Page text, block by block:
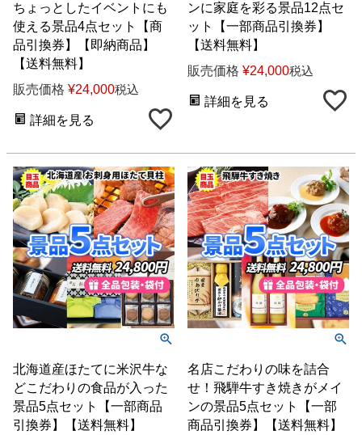
ちょっとしたイベントにも
使える景品4点セット【商
品引換券】【即納商品】
【送料無料】
販売価格 ¥24,000税込
詳細を見る
ンに家庭を彩る景品12点セ
ット【一部商品引換券】
【送料無料】
販売価格 ¥24,000税込
詳細を見る
北海道産ほたてに米沢牛な
どこだわりの食品が入った
景品5点セット【一部商品
引換券】【送料無料】
名店こだわりの味を詰合
せ！飛騨牛すき焼きがメイ
ンの景品5点セット【一部
商品引換券】【送料無料】